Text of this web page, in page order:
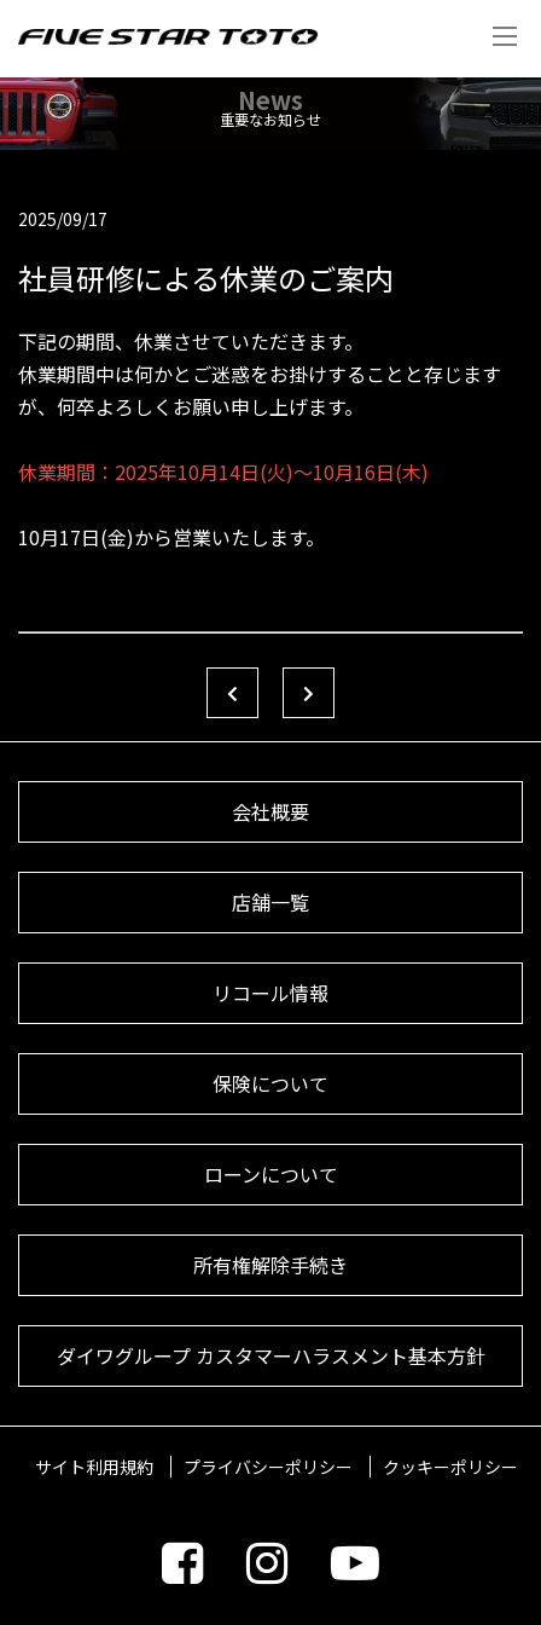
News
重要なお知らせ
2025/09/17
社員研修による休業のご案内
下記の期間、休業させていただきます。
休業期間中は何かとご迷惑をお掛けすることと存じます
が、何卒よろしくお願い申し上げます。
休業期間： 2025年10月14日(火)～10月16日(木)
10月17日(金)から営業いたします。
会社概要
店舗一覧
リコール情報
保険について
ローンについて
所有権解除手続き
ダイワグループ カスタマーハラスメント基本方針
サイト利用規約 プライバシーポリシー クッキーポリシー